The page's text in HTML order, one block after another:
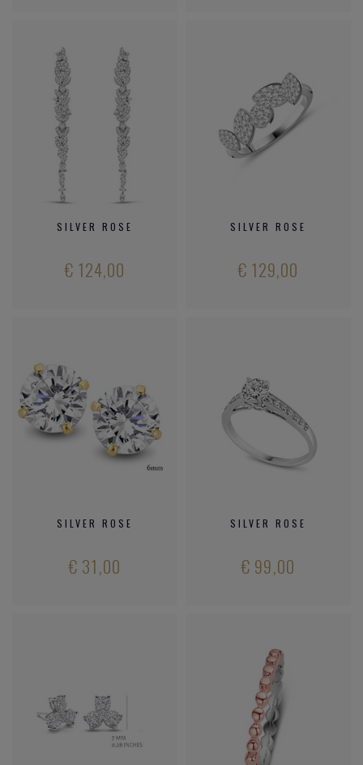
SILVER ROSE
€ 124,00
SILVER ROSE
€ 129,00
SILVER ROSE
€ 31,00
SILVER ROSE
€ 99,00